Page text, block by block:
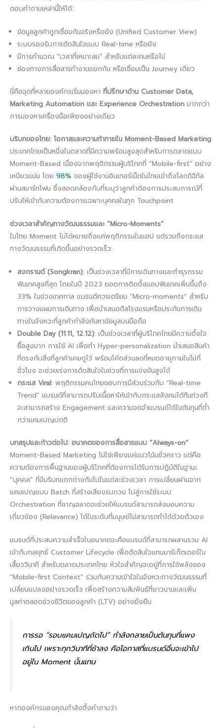
ตอบคำถามเหล่านี้ให้ได้:
ข้อมูลลูกค้าถูกเชื่อมกันจริงหรือยัง (Unified Customer View)
ระบบรองรับการตัดสินใจแบบ Real-time หรือยัง
มีการคำนวณ “เวลาที่เหมาะสม” สำหรับแต่ละคนหรือไม่
ช่องทางการสื่อสารทำงานแยกกัน หรือเชื่อมเป็น Journey เดียว
นี่คือจุดที่หลายองค์กรเริ่มมองหา ที่ปรึกษาด้าน Customer Data,
Marketing Automation และ Experience Orchestration มากกว่า
การมองหาเครื่องมือเพียงอย่างเดียว
บริบทของไทย: โอกาสและความท้าทายใน Moment-Based Marketing
ประเทศไทยเป็นหนึ่งในตลาดที่มีความพร้อมสูงสุดสำหรับการตลาดแบบ
Moment-Based เนื่องจากพฤติกรรมผู้บริโภคที่ “Mobile-first” อย่าง
เหนียวแน่น โดย 98% ของผู้ใช้งานอินเทอร์เน็ตในไทยเข้าถึงโลกดิจิทัล
ผ่านสมาร์ทโฟน ซึ่งสอดคล้องกับที่ระบุว่าลูกค้าต้องการประสบการณ์ที่
ปรับให้เข้ากับความต้องการเฉพาะบุคคลในทุก Touchpoint
ช่วงเวลาสำคัญทางวัฒนธรรมและ “Micro-Moments”
ในไทย Moment ไม่ได้หมายถึงแค่พฤติกรรมในแอป แต่รวมถึงกระแส
ทางวัฒนธรรมที่เกิดขึ้นอย่างรวดเร็ว:
สงกรานต์ (Songkran): เป็นช่วงเวลาที่มีการเดินทางและทำธุรกรรม
ฟินเทคสูงที่สุด โดยในปี 2023 ยอดการติดตั้งแอปฟินเทคเพิ่มขึ้นถึง
33% ในช่วงเทศกาล แบรนด์ควรเตรียม “Micro-moments” สำหรับ
การวางแผนการเดินทาง เพื่อนำเสนอดีลโรงแรมหรือประกันการเดิน
ทางในจังหวะที่ลูกค้ากำลังค้นหาข้อมูลบนมือถือ
Double Day (11.11, 12.12): เป็นช่วงเวลาที่ผู้บริโภคไทยมีความตั้งใจ
ซื้อสูงมาก การใช้ AI เพื่อทำ Hyper-personalization นำเสนอสินค้า
ที่ตรงกับสิ่งที่ลูกค้าเคยดูไว้ พร้อมโค้ดส่วนลดที่หมดอายุภายในไม่กี่
ชั่วโมง จะช่วยเร่งการตัดสินใจในช่วงที่การแข่งขันสูงได้
กระแส Viral: พฤติกรรมคนไทยชอบการมีส่วนร่วมกับ “Real-time
Trend” แบรนด์ที่สามารถปรับเนื้อหาให้เข้ากับกระแสสังคมได้ทันท่วงที
จะสามารถสร้าง Engagement และความจดจำแบรนด์ได้ในต้นทุนที่ต่ำ
กว่าแคมเปญปกติ
บทสรุปและก้าวต่อไป: อนาคตของการสื่อสารแบบ “Always-on”
Moment-Based Marketing ไม่ใช่เพียงแค่แนวโน้มชั่วคราว แต่คือ
ความต้องการพื้นฐานของผู้บริโภคที่ต้องการได้รับการปฏิบัติในฐานะ
“บุคคล” ที่มีบริบทแตกต่างกันไปในแต่ละช่วงเวลา การเปลี่ยนผ่านจาก
แคมเปญแบบ Batch ที่สร้างเสียงรบกวน ไปสู่การใช้ระบบ
Orchestration ที่ชาญฉลาดจะช่วยให้แบรนด์สามารถส่งมอบความ
เกี่ยวข้อง (Relevance) ได้ในระดับที่มนุษย์ไม่สามารถทำได้ด้วยตัวเอง
แบรนด์ที่ประสบความสำเร็จในอนาคตจะคือแบรนด์ที่สามารถผสานรวม AI
เข้ากับกลยุทธ์ Customer Lifecycle เพื่อตัดสินใจแทนมาร์เก็ตเตอร์ใน
เสี้ยววินาที สำหรับตลาดประเทศไทย หัวใจสำคัญจะอยู่ที่การใช้พลังของ
“Mobile-first Context” ร่วมกับความเข้าใจในจังหวะทางวัฒนธรรมที่
เปลี่ยนแปลงอย่างรวดเร็ว เพื่อสร้างความสัมพันธ์ที่ยาวนานและเพิ่ม
มูลค่าตลอดช่วงชีวิตของลูกค้า (LTV) อย่างยั่งยืน
การรอ “รอบแคมเปญถัดไป” กำลังกลายเป็นต้นทุนที่แพง
เกินไป เพราะทุกวินาทีที่ช้าลง คือโอกาสที่แบรนด์อื่นจะเข้าไป
อยู่ใน Moment นั้นแทน
หากองค์กรของคุณกำลังตั้งคำถามว่า